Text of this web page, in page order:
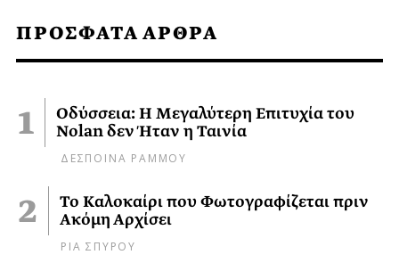
ΠΡΟΣΦΑΤΑ ΑΡΘΡΑ
Οδύσσεια: Η Μεγαλύτερη Επιτυχία του
Nolan δεν Ήταν η Ταινία
ΔΕΣΠΟΙΝΑ ΡΑΜΜΟΥ
Το Καλοκαίρι που Φωτογραφίζεται πριν
Ακόμη Αρχίσει
ΡΙΑ ΣΠΥΡΟΥ